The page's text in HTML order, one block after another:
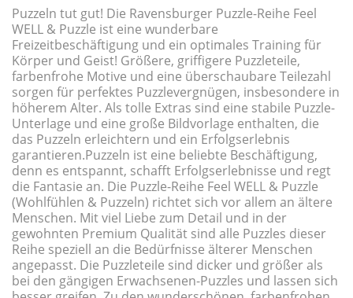
Puzzeln tut gut! Die Ravensburger Puzzle-Reihe Feel
WELL & Puzzle ist eine wunderbare
Freizeitbeschäftigung und ein optimales Training für
Körper und Geist! Größere, griffigere Puzzleteile,
farbenfrohe Motive und eine überschaubare Teilezahl
sorgen für perfektes Puzzlevergnügen, insbesondere in
höherem Alter. Als tolle Extras sind eine stabile Puzzle-
Unterlage und eine große Bildvorlage enthalten, die
das Puzzeln erleichtern und ein Erfolgserlebnis
garantieren.Puzzeln ist eine beliebte Beschäftigung,
denn es entspannt, schafft Erfolgserlebnisse und regt
die Fantasie an. Die Puzzle-Reihe Feel WELL & Puzzle
(Wohlfühlen & Puzzeln) richtet sich vor allem an ältere
Menschen. Mit viel Liebe zum Detail und in der
gewohnten Premium Qualität sind alle Puzzles dieser
Reihe speziell an die Bedürfnisse älterer Menschen
angepasst. Die Puzzleteile sind dicker und größer als
bei den gängigen Erwachsenen-Puzzles und lassen sich